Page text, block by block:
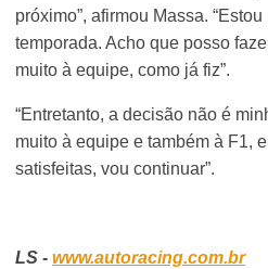
próximo”, afirmou Massa.
temporada. Acho que posso
muito à equipe, como já fiz”.
“Entretanto, a decisão não é
muito à equipe e também à F1,
satisfeitas, vou continuar”.
LS -www.autoracing.com.br